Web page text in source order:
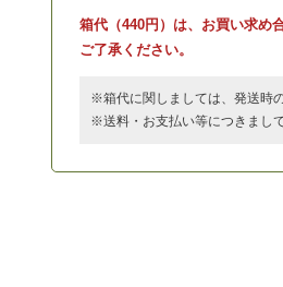
箱代（440円）は、お買い求め
ご了承ください。
※箱代に関しましては、発送時
※送料・お支払い等につきまして